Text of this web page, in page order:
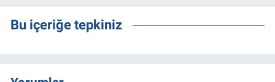
Bu içeriğe tepkiniz